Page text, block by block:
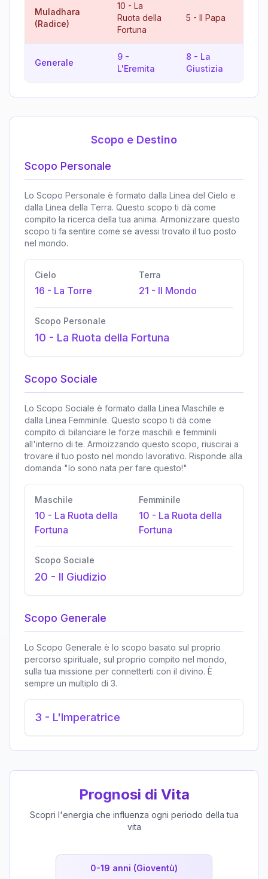
Muladhara
(Radice)
10 - La
Ruota della
Fortuna
5 - Il Papa
Generale
9 -
L'Eremita
8 - La
Giustizia
Scopo e Destino
Scopo Personale
Lo Scopo Personale è formato dalla Linea del Cielo e
dalla Linea della Terra. Questo scopo ti dà come
compito la ricerca della tua anima. Armonizzare questo
scopo ti fa sentire come se avessi trovato il tuo posto
nel mondo.
Cielo
16 - La Torre
Terra
21 - Il Mondo
Scopo Personale
10 - La Ruota della Fortuna
Scopo Sociale
Lo Scopo Sociale è formato dalla Linea Maschile e
dalla Linea Femminile. Questo scopo ti dà come
compito di bilanciare le forze maschili e femminili
all'interno di te. Armoizzando questo scopo, riuscirai a
trovare il tuo posto nel mondo lavorativo. Risponde alla
domanda "Io sono nata per fare questo!"
Maschile
10 - La Ruota della
Fortuna
Femminile
10 - La Ruota della
Fortuna
Scopo Sociale
20 - Il Giudizio
Scopo Generale
Lo Scopo Generale è lo scopo basato sul proprio
percorso spirituale, sul proprio compito nel mondo,
sulla tua missione per connetterti con il divino. È
sempre un multiplo di 3.
3 - L'Imperatrice
Prognosi di Vita
Scopri l'energia che influenza ogni periodo della tua
vita
0-19 anni (Gioventù)